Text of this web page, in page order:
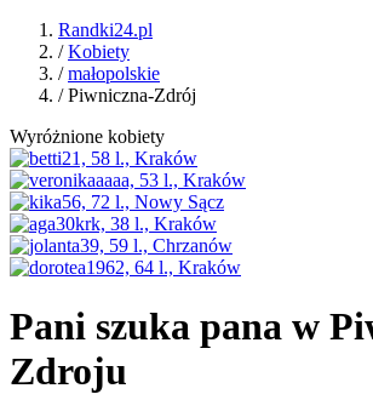
Randki24.pl
/Kobiety
/małopolskie
/ Piwniczna-Zdrój
Wyróżnione kobiety
Pani szuka pana w
Zdroju